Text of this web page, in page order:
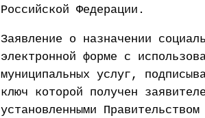
Российской Федерации.
Заявление о назначении
электронной форме с
муниципальных услуг,
ключ которой получен
установленными